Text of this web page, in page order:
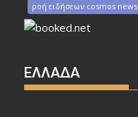
ροή ειδήσεων cosmos news
ΕΛΛΑΔΑ